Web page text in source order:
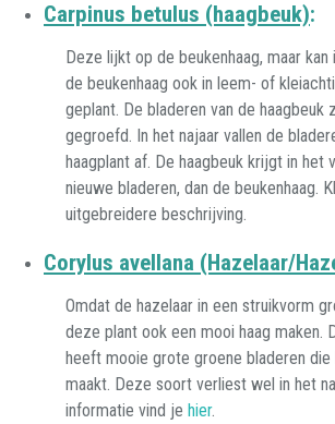
Carpinus betulus (haagbeuk):
Deze lijkt op de beukenhaag, maar
de beukenhaag ook in leem- of
geplant. De bladeren van de haagbeuk
gegroefd. In het najaar vallen de
haagplant af. De haagbeuk krijgt in het
nieuwe bladeren, dan de beukenhaag.
uitgebreidere beschrijving.
Corylus avellana (Hazelaar/
Omdat de hazelaar in een struikvorm
deze plant ook een mooi haag maken.
heeft mooie grote groene bladeren
maakt. Deze soort verliest wel in het
informatie vind je hier.